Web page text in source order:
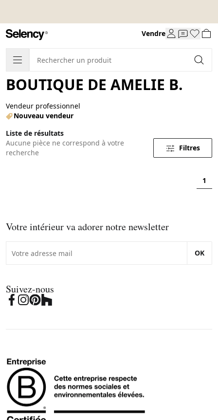
Vendre
BOUTIQUE DE AMELIE B.
Vendeur professionnel
Nouveau vendeur
Liste de résultats
Aucune pièce ne correspond à votre
recherche
Filtres
1
Votre intérieur va adorer notre newsletter
OK
Suivez-nous